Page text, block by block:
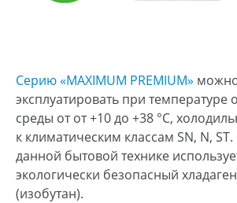
Серию «MAXIMUM PREMIUM»
эксплуатировать при
среды от от +10 до +38 °С,
к климатическим классам SN, N,
данной бытовой технике
экологически безопасный
(изобутан).